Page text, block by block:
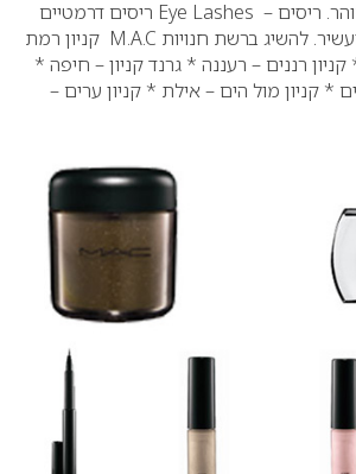
. ריסים – Eye Lashes ריסים דרמטיים
להשיג ברשת חנויות M.A.C קניון רמת
קניון רננים – רעננה * גרנד קניון – חיפה *
* קניון מול הים – אילת * קניון ערים –